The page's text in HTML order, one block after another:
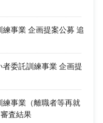
事業 企画提案公募 追
委託訓練事業 企画提
事業（離職者等再就
査結果